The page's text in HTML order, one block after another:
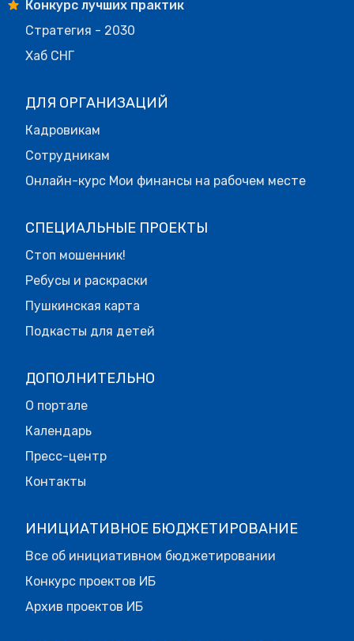
Конкурс лучших практик
Стратегия - 2030
Хаб СНГ
ДЛЯ ОРГАНИЗАЦИЙ
Кадровикам
Сотрудникам
Онлайн-курс Мои финансы на рабочем месте
СПЕЦИАЛЬНЫЕ ПРОЕКТЫ
Стоп мошенник!
Ребусы и раскраски
Пушкинская карта
Подкасты для детей
ДОПОЛНИТЕЛЬНО
О портале
Календарь
Пресс-центр
Контакты
ИНИЦИАТИВНОЕ БЮДЖЕТИРОВАНИЕ
Все об инициативном бюджетировании
Конкурс проектов ИБ
Архив проектов ИБ